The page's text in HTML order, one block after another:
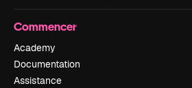
Commencer
Academy
Documentation
Assistance